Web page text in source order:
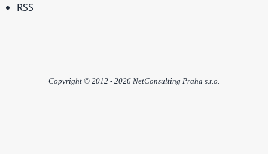
RSS
Copyright © 2012 - 2026 NetConsulting Praha s.r.o.